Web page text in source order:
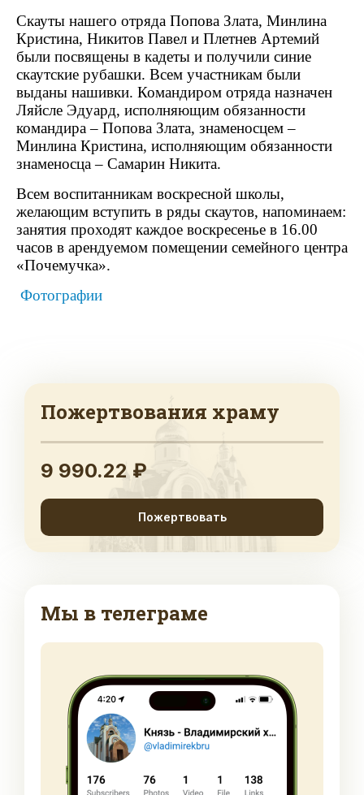
Скауты нашего отряда Попова Злата, Минлина
Кристина, Никитов Павел и Плетнев Артемий
были посвящены в кадеты и получили синие
скаутские рубашки. Всем участникам были
выданы нашивки. Командиром отряда назначен
Ляйсле Эдуард, исполняющим обязанности
командира – Попова Злата, знаменосцем –
Минлина Кристина, исполняющим обязанности
знаменосца – Самарин Никита.
Всем воспитанникам воскресной школы,
желающим вступить в ряды скаутов, напоминаем:
занятия проходят каждое воскресенье в 16.00
часов в арендуемом помещении семейного центра
«Почемучка».
Фотографии
Пожертвования храму
9 990.22 ₽
Пожертвовать
Мы в телеграме